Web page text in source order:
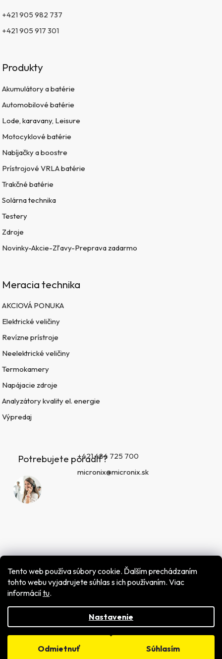
Tento web používa súbory cookie. Ďalším prechádzaním
tohto webu vyjadrujete súhlas s ich používaním. Viac
informáciítu.
Nastavenie
Odmietnuť Súhlasím
+421 905 982 737
+421 905 917 301
Produkty
Akumulátory a batérie
Automobilové batérie
Lode, karavany, Leisure
Motocyklové batérie
Nabíjačky a boostre
Prístrojové VRLA batérie
Trakčné batérie
Solárna technika
Testery
Zdroje
Novinky-Akcie-Zľavy-Preprava zadarmo
Meracia technika
AKCIOVÁ PONUKA
Elektrické veličiny
Revízne prístroje
Neelektrické veličiny
Termokamery
Napájacie zdroje
Analyzátory kvality el. energie
Výpredaj
Potrebujete poradiť?+421 484 725 700
micronix@micronix.sk
vyhradené.